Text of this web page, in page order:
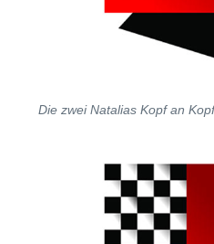
Die zwei Natalias Kopf an